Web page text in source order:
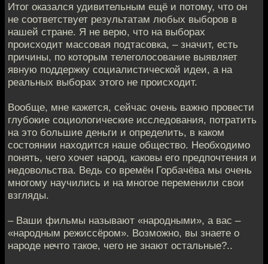
Итог оказался удивительным ещё и потому, что он
не соответствует результатам любых выборов в
нашей стране. Я не верю, что на выборах
происходит массовая подтасовка, – значит, есть
причины, по которым телеголосование выявляет
явную поддержку социалистической идеи, а на
реальных выборах этого не происходит.
Вообще, мне кажется, сейчас очень важно провести
глубокие социологические исследования, потратить
на это большие деньги и определить, в каком
состоянии находится наше общество. Необходимо
понять, чего хочет народ, каковы его предпочтения и
недовольства. Ведь со времён Горбачёва мы очень
многому научились и на многое переменили свои
взгляды.
– Ваши фильмы называют «народными», а вас –
«народным режиссёром». Возможно, вы знаете о
народе нечто такое, чего не знают остальные?..